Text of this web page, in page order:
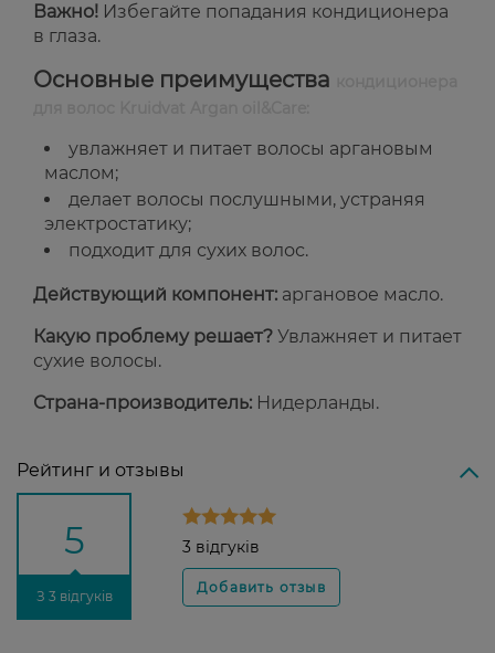
Важно! Избегайте попадания кондиционера
в глаза.
Основные преимущества
увлажняет и питает волосы аргановым
маслом;
делает волосы послушными, устраняя
электростатику;
подходит для сухих волос.
Действующий компонент: аргановое масло.
Какую проблему решает? Увлажняет и питает
сухие волосы.
Страна-производитель: Нидерланды.
Рейтинг и отзывы
5
З 3 відгуків
3 відгуків